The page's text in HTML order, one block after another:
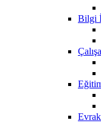
Bilgi